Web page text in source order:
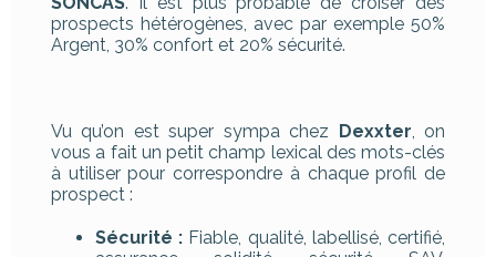
prospects hétérogènes, avec par exemple 50%
Argent, 30% confort et 20% sécurité.
Vu qu’on est super sympa chez Dexxter, on
vous a fait un petit champ lexical des mots-clés
à utiliser pour correspondre à chaque profil de
prospect :
Sécurité : Fiable, qualité, labellisé, certifié,